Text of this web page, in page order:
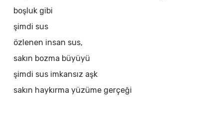
boşluk gibi
şimdi sus
özlenen insan sus,
sakın bozma büyüyü
şimdi sus imkansız aşk
sakın haykırma yüzüme gerçeği